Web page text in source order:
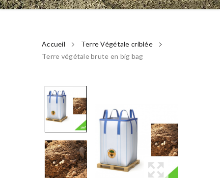
Accueil
Terre Végétale criblée
Terre végétale brute en big bag